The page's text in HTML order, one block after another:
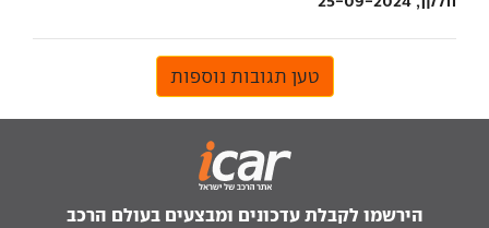
טען תגובות נוספות
הירשמו לקבלת עדכונים ומבצעים בעולם הרכב